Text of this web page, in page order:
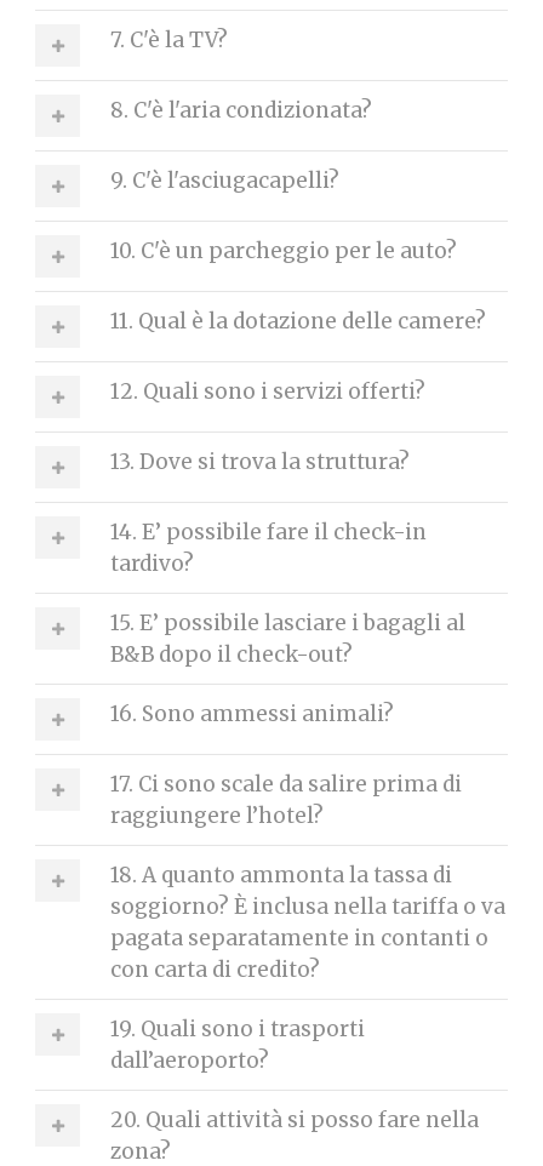
7. C'è la TV?
8. C'è l'aria condizionata?
9. C'è l'asciugacapelli?
10. C'è un parcheggio per le auto?
11. Qual è la dotazione delle camere?
12. Quali sono i servizi offerti?
13. Dove si trova la struttura?
14. E’ possibile fare il check-in
tardivo?
15. E’ possibile lasciare i bagagli al
B&B dopo il check-out?
16. Sono ammessi animali?
17. Ci sono scale da salire prima di
raggiungere l’hotel?
18. A quanto ammonta la tassa di
soggiorno? È inclusa nella tariffa o va
pagata separatamente in contanti o
con carta di credito?
19. Quali sono i trasporti
dall’aeroporto?
20. Quali attività si posso fare nella
zona?